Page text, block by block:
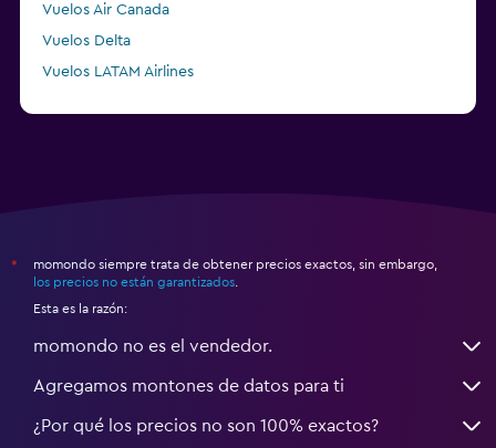
Vuelos Air Canada
Vuelos Delta
Vuelos LATAM Airlines
*
momondo siempre trata de obtener precios exactos, sin embargo,
los precios no están garantizados
Esta es la razón:
momondo no es el vendedor.
Agregamos montones de datos para ti
¿Por qué los precios no son 100% exactos?